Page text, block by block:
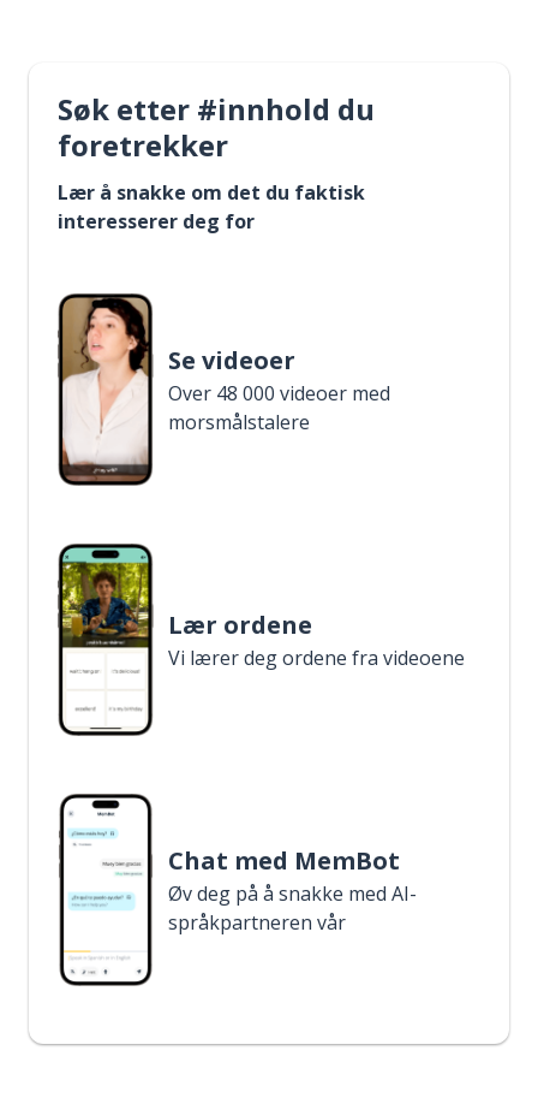
Søk etter #innhold du
foretrekker
Lær å snakke om det du faktisk
interesserer deg for
Se videoer
Over 48 000 videoer med
morsmålstalere
Lær ordene
Vi lærer deg ordene fra videoene
Chat med MemBot
Øv deg på å snakke med AI-
språkpartneren vår